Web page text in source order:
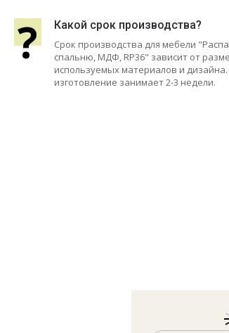
? Какой срок производства?
Срок производства для мебели
спальню, МДФ, RP36" зависит от
используемых материалов и
изготовление занимает 2-3 недели.